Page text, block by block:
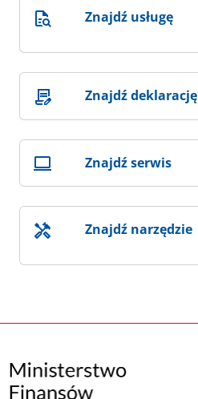
Znajdź usługę
Znajdź deklarację
Znajdź serwis
Znajdź narzędzie